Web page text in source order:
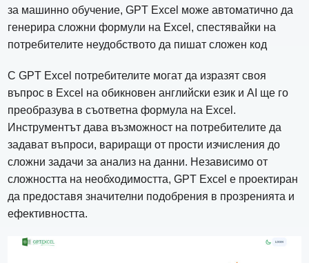
за машинно обучение, GPT Excel може автоматично да
генерира сложни формули на Excel, спестявайки на
потребителите неудобството да пишат сложен код
С GPT Excel потребителите могат да изразят своя
въпрос в Excel на обикновен английски език и AI ще го
преобразува в съответна формула на Excel.
Инструментът дава възможност на потребителите да
задават въпроси, вариращи от прости изчисления до
сложни задачи за анализ на данни. Независимо от
сложността на необходимостта, GPT Excel е проектиран
да предоставя значителни подобрения в прозренията и
ефективността.